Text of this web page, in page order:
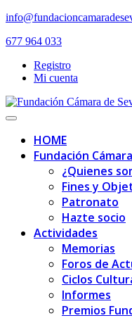
Skip
content
677 964 033
Registro
Mi cuenta
Toggle
navigationHOME
Fundación Cámara
¿Quienes
Fines y
Patronato
Hazte socio
Actividades
Memorias
Foros de
Ciclos
Informes
Premios